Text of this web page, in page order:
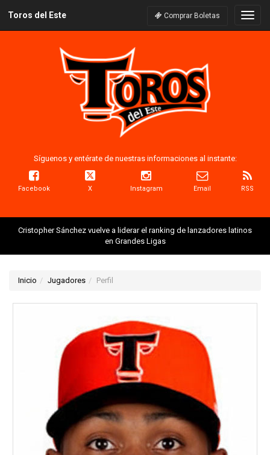
Toros del Este Comprar Boletas
Síguenos y entérate de nuestras informaciones al instante:
Facebook X Instagram Email RSS
Cristopher Sánchez vuelve a liderar el ranking de lanzadores latinos
en Grandes Ligas
Inicio Jugadores Perfil